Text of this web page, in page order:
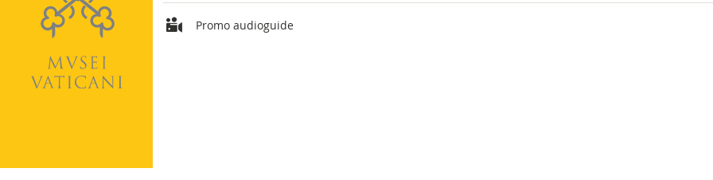
Promo audioguide